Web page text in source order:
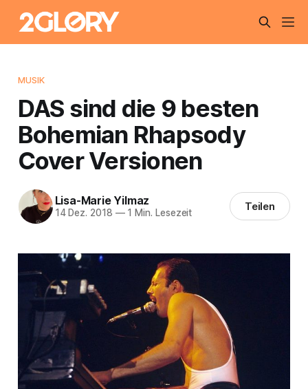
MUSIK
DAS sind die 9 besten
Bohemian Rhapsody
Cover Versionen
Lisa-Marie Yilmaz
14 Dez. 2018 —1 Min. Lesezeit Teilen